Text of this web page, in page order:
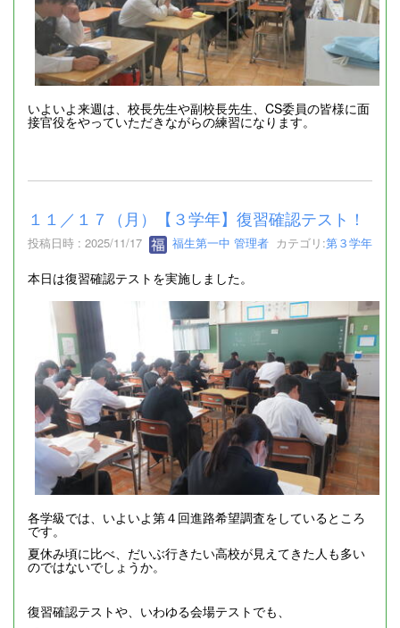
いよいよ来週は、校長先生や副校長先生、CS委員の皆様に面
接官役をやっていただきながらの練習になります。
１１／１７（月）【３学年】復習確認テスト！
投稿日時 : 2025/11/17 福生第一中 管理者 カテゴリ:第３学年
本日は復習確認テストを実施しました。
各学級では、いよいよ第４回進路希望調査をしているところ
です。
夏休み頃に比べ、だいぶ行きたい高校が見えてきた人も多い
のではないでしょうか。
復習確認テストや、いわゆる会場テストでも、